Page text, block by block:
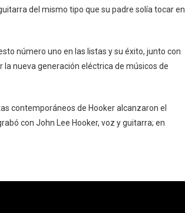
del mismo tipo que su padre solía tocar en
número uno en las listas y su éxito, junto con
nueva generación eléctrica de músicos de
contemporáneos de Hooker alcanzaron el
con John Lee Hooker, voz y guitarra; en